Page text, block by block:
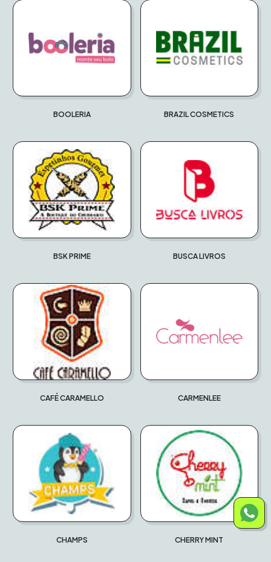
BOOLERIA BRAZIL COSMETICS
BSK PRIME BUSCA LIVROS
CAFÉ CARAMELLO CARMENLEE
CHAMPS CHERRY MINT